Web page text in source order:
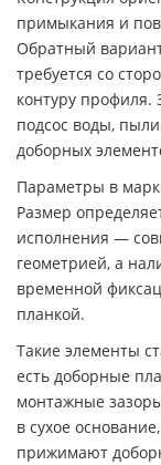
примыкания и
Обратный
требуется со
контуру
подсос воды,
доборных
Параметры в
Размер
исполнения —
геометрией, а
временной
планкой.
Такие элементы
есть доборные
монтажные
в сухое
прижимают